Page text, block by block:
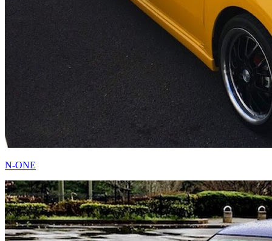
N-ONE